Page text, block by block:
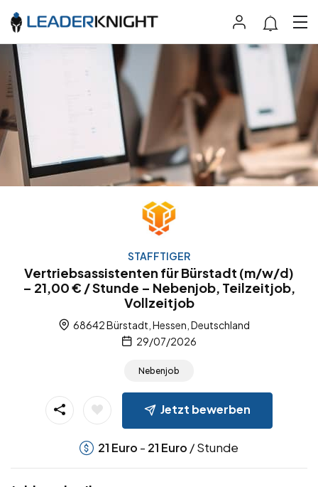
STAFFTIGER
Vertriebsassistenten für Bürstadt (m/w/d)
– 21,00 € / Stunde – Nebenjob, Teilzeitjob,
Vollzeitjob
68642 Bürstadt, Hessen, Deutschland
29/07/2026
Nebenjob
Jetzt bewerben
21 Euro - 21 Euro / Stunde